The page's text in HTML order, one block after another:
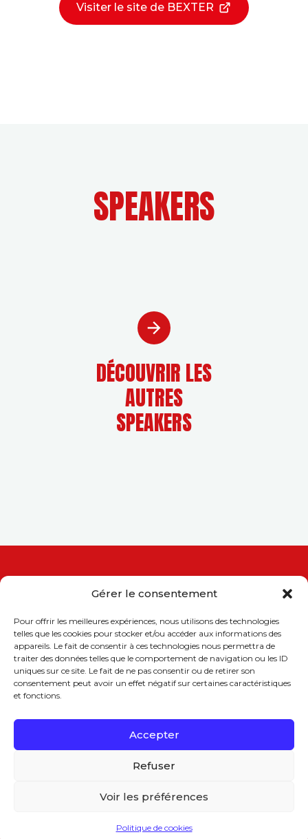
Gérer le consentement
Pour offrir les meilleures expériences, nous utilisons des technologies
telles que les cookies pour stocker et/ou accéder aux informations des
appareils. Le fait de consentir à ces technologies nous permettra de
traiter des données telles que le comportement de navigation ou les ID
uniques sur ce site. Le fait de ne pas consentir ou de retirer son
consentement peut avoir un effet négatif sur certaines caractéristiques
et fonctions.
Accepter
Refuser
Voir les préférences
Politique de cookies
Visiter le site de BEXTER
SPEAKERS
DÉCOUVRIR LES
AUTRES
SPEAKERS
Union Patronale du Var
237, place de la Liberté, 83000 Toulon
Tél. 04 94 09 78 78
www.upv.org
Mentions légales